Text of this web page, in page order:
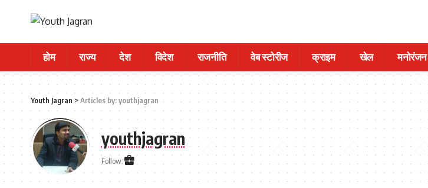
होम राज्य देश विदेश राजनीति वेब स्टोरीज क्राइम खेल मनोरंजन
Youth Jagran >Articles by: youthjagran
youthjagran
Follow: